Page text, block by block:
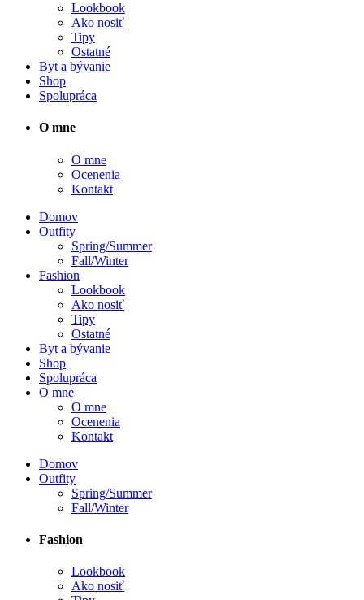
Lookbook
Ako nosiť
Tipy
Ostatné
Byt a bývanie
Shop
Spolupráca
O mne
O mne
Ocenenia
Kontakt
Domov
Outfity
Spring/Summer
Fall/Winter
Fashion
Lookbook
Ako nosiť
Tipy
Ostatné
Byt a bývanie
Shop
Spolupráca
O mne
O mne
Ocenenia
Kontakt
Domov
Outfity
Spring/Summer
Fall/Winter
Fashion
Lookbook
Ako nosiť